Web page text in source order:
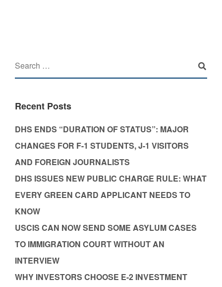
Recent Posts
DHS ENDS “DURATION OF STATUS”: MAJOR
CHANGES FOR F-1 STUDENTS, J-1 VISITORS
AND FOREIGN JOURNALISTS
DHS ISSUES NEW PUBLIC CHARGE RULE: WHAT
EVERY GREEN CARD APPLICANT NEEDS TO
KNOW
USCIS CAN NOW SEND SOME ASYLUM CASES
TO IMMIGRATION COURT WITHOUT AN
INTERVIEW
WHY INVESTORS CHOOSE E-2 INVESTMENT